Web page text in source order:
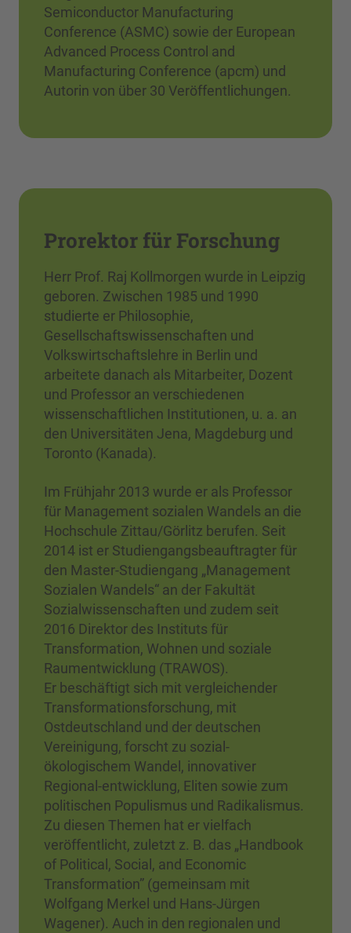
Semiconductor Manufacturing
Conference (ASMC) sowie der European
Advanced Process Control and
Manufacturing Conference (apcm) und
Autorin von über 30 Veröffentlichungen.
Prorektor für Forschung
Herr Prof. Raj Kollmorgen wurde in Leipzig
geboren. Zwischen 1985 und 1990
studierte er Philosophie,
Gesellschaftswissenschaften und
Volkswirtschaftslehre in Berlin und
arbeitete danach als Mitarbeiter, Dozent
und Professor an verschiedenen
wissenschaftlichen Institutionen, u. a. an
den Universitäten Jena, Magdeburg und
Toronto (Kanada).
Im Frühjahr 2013 wurde er als Professor
für Management sozialen Wandels an die
Hochschule Zittau/Görlitz berufen. Seit
2014 ist er Studiengangsbeauftragter für
den Master-Studiengang „Management
Sozialen Wandels“ an der Fakultät
Sozialwissenschaften und zudem seit
2016 Direktor des Instituts für
Transformation, Wohnen und soziale
Raumentwicklung (TRAWOS).
Er beschäftigt sich mit vergleichender
Transformationsforschung, mit
Ostdeutschland und der deutschen
Vereinigung, forscht zu sozial-
ökologischem Wandel, innovativer
Regional-entwicklung, Eliten sowie zum
politischen Populismus und Radikalismus.
Zu diesen Themen hat er vielfach
veröffentlicht, zuletzt z. B. das „Handbook
of Political, Social, and Economic
Transformation” (gemeinsam mit
Wolfgang Merkel und Hans-Jürgen
Wagener). Auch in den regionalen und